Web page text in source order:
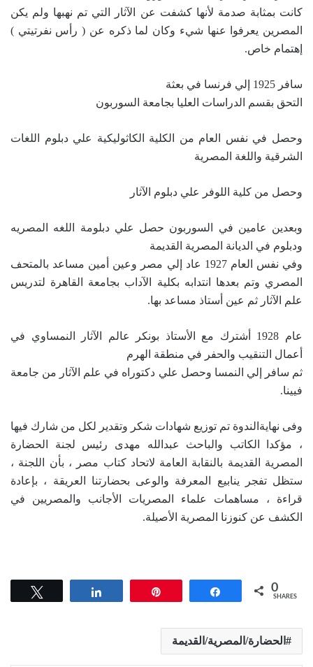
كانت بمثابة صدمة لأنها كشفت عن الآثار التي تم نهبها ولم يكن
المصرين يعرفوا عنها شيء وكان لما ذكره عن ( رأس نفرتيتي )
إهتمام خاص.
سافر 1925 إلي فرنسا في بعثة
التحق بقسم الدراسات العليا بجامعة السوربون
وحصل في نفس العام من الكلية الكاثوليكية علي دبلوم اللغات
الشرقية واللغة المصرية
وحصل من كلية اللوفر علي دبلوم الآثار
وبعدين عامين في السوربون حصل علي دبلومة اللغه المصريه
ودبلوم في الديانة المصرية القديمة
وفي نفس العام 1927 عاد إلي مصر وعين أمين مساعد بالمتحف
المصري وتم بعدها انتدابه بكلية الآداب بجامعة القاهرة لتدريس
علم الآثار ثم عين أستاذ مساعد بها.
عام 1928 أشترك مع الأستاذ بونكر عالم الآثار النمساوي في
أعمال التنقيب والحفر في منطقة الهرم
ثم سافر إلي النمسا وحصل علي دكتوراه في علم الآثار من جامعة
فيينا.
وفى نهايةالندوة تم توزيع شهادات شكر وتقدير لكل من شارك فيها
، مؤكدا الكاتب والباحث عبدالله مهدى رئيس لجنة الحضارة
المصرية القديمة بالنقابة العامة لاتحاد كتاب مصر ، بأن اللجنة ،
ستظل تفجر ينابيع المعرفة والوعى بحضارتنا العريقة ، بإعادة
قراءة ، مساهمات علماء المصريات الأجانب والمصريين في
الكشف عن كنوزنا المصرية الأصيلة.
Share 0
SHARES
الحضارة/المصرية/القديمة